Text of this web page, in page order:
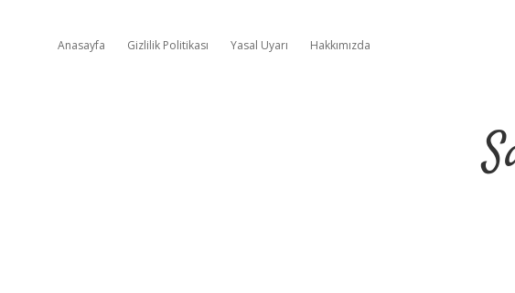
Anasayfa Gizlilik Politikası Yasal Uyarı Hakkımızda